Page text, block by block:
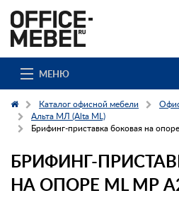
МЕНЮ
О компании
Каталог офисной мебели
Альта МЛ (Alta ML)
Брифинг-приставка боковая на
БРИФИНГ-
НА ОПОРЕ ML МР